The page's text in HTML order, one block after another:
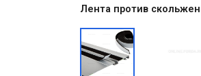
Лента против